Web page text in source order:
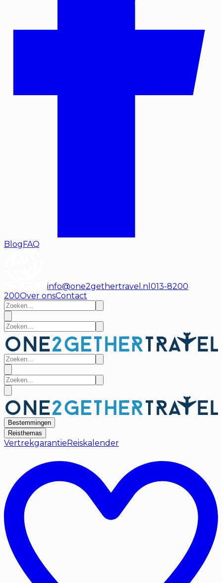
BlogFAQ
info@one2gethertravel.nl 013-8200
200Over onsContact
Bestemmingen
Reisthemas
Vertrekgarantie Reiskalender